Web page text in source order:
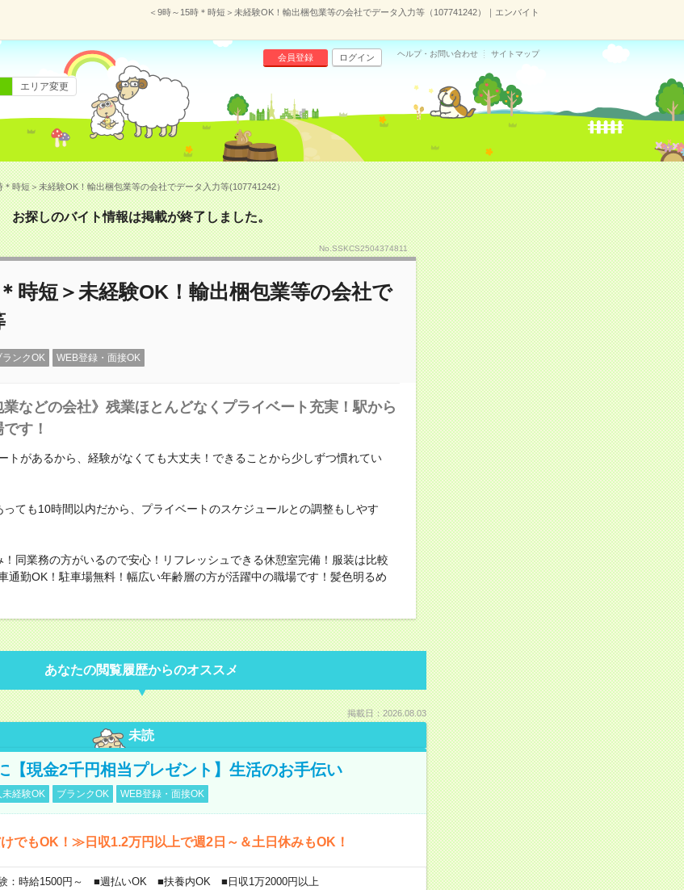
＜9時～15時＊時短＞未経験OK！輸出梱包業等の会社でデータ入力等（107741242）｜エンバイト
会員登録 ログイン ヘルプ・お問い合わせ サイトマップ
エリア変更
＊時短＞未経験OK！輸出梱包業等の会社でデータ入力等(107741242）
お探しのバイト情報は掲載が終了しました。
No.SSKCS2504374811
時短＞未経験OK！輸出梱包業等の会社で
ランクOK WEB登録・面接OK
業などの会社》残業ほとんどなくプライベート充実！駅から
す！
トがあるから、経験がなくても大丈夫！できることから少しずつ慣れてい
っても10時間以内だから、プライベートのスケジュールとの調整もしやす
！同業務の方がいるので安心！リフレッシュできる休憩室完備！服装は比較
通勤OK！駐車場無料！幅広い年齢層の方が活躍中の職場です！髪色明るめ
あなたの閲覧履歴からのオススメ
掲載日：2026.08.03
未読
【現金2千円相当プレゼント】生活のお手伝い
経験OK ブランクOK WEB登録・面接OK
でもOK！≫日収1.2万円以上で週2日～＆土日休みもOK！
：時給1500円～ ■週払いOK ■扶養内OK ■日収1万2000円以上